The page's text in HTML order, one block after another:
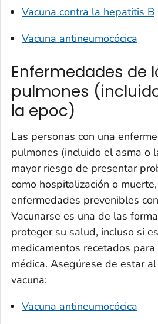
Vacuna contra la hepatitis B
Vacuna antineumocócica
Enfermedades de
pulmones
la epoc)
Las personas con una
pulmones (incluido el asma o
mayor riesgo de presentar
como hospitalización o
enfermedades prevenibles
Vacunarse es una de las
proteger su salud, incluso si
medicamentos recetados para
médica. Asegúrese de estar
vacuna:
Vacuna antineumocócica